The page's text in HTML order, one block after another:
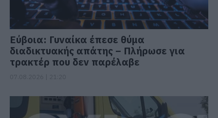
Εύβοια: Γυναίκα έπεσε θύμα
διαδικτυακής απάτης – Πλήρωσε για
τρακτέρ που δεν παρέλαβε